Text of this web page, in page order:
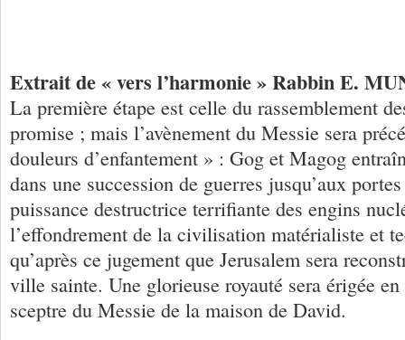
Extrait de « vers l’harmonie » Rabbin E.
La première étape est celle du rassemblement
promise ; mais l’avènement du Messie sera
douleurs d’enfantement » : Gog et Magog
dans une succession de guerres jusqu’aux
puissance destructrice terrifiante des engins
l’effondrement de la civilisation matérialiste et
qu’après ce jugement que Jerusalem sera
ville sainte. Une glorieuse royauté sera érigée
sceptre du Messie de la maison de David.